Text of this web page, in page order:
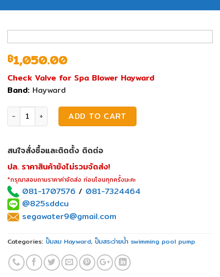
฿1,050.00
Check Valve for Spa Blower Hayward
Band: Hayward
Check Valve for Spa Blower Hayward quantity
ADD TO CART
สนใจสั่งซื้อและติดตั้ง ติดต่อ
ปล. ราคาสินค้ายังไม่รวมจัดส่ง!
*กรุณาสอบถามราคาค่าจัดส่ง ก่อนโอนทุกครั้งนะคะ
081-1707576 / 081-7324464
@825sddcu
segawater9@gmail.com
Categories: ปั๊มลม Hayward, ปั๊มสระว่ายน้ำ swimming pool pump